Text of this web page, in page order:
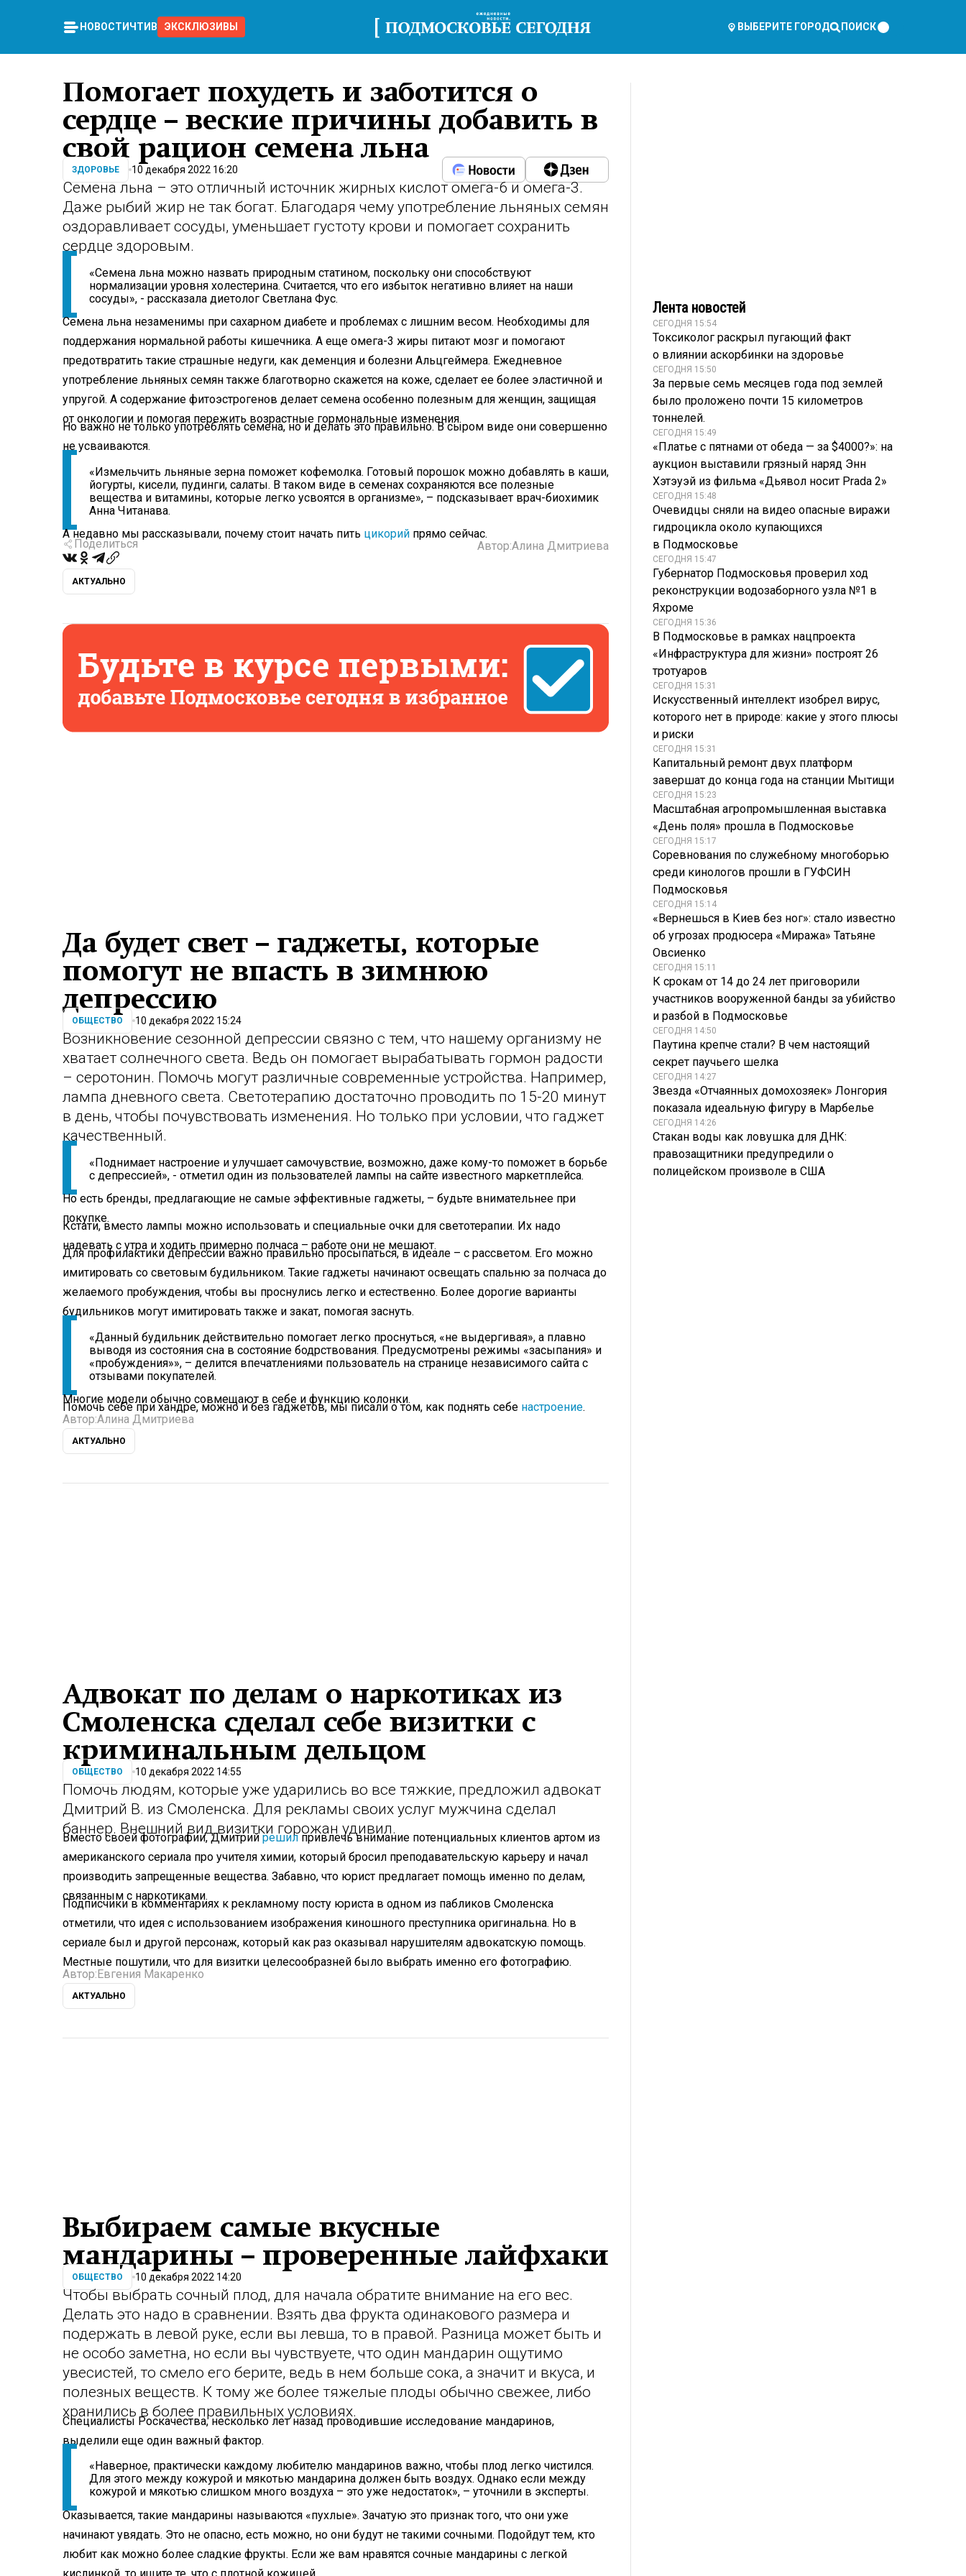
НОВОСТИ ЧТИВО ЭКСКЛЮЗИВЫ ВЫБЕРИТЕ ГОРОД ПОИСК
Помогает похудеть и заботится о
сердце – веские причины добавить в
свой рацион семена льна
ЗДОРОВЬЕ 10 декабря 2022 16:20
Семена льна – это отличный источник жирных кислот омега-6 и омега-3.
Даже рыбий жир не так богат. Благодаря чему употребление льняных семян
оздоравливает сосуды, уменьшает густоту крови и помогает сохранить
сердце здоровым.
«Семена льна можно назвать природным статином, поскольку они способствуют
нормализации уровня холестерина. Считается, что его избыток негативно влияет на наши
сосуды», - рассказала диетолог Светлана Фус.
Семена льна незаменимы при сахарном диабете и проблемах с лишним весом. Необходимы для
поддержания нормальной работы кишечника. А еще омега-3 жиры питают мозг и помогают
предотвратить такие страшные недуги, как деменция и болезни Альцгеймера. Ежедневное
употребление льняных семян также благотворно скажется на коже, сделает ее более эластичной и
упругой. А содержание фитоэстрогенов делает семена особенно полезным для женщин, защищая
от онкологии и помогая пережить возрастные гормональные изменения.
Но важно не только употреблять семена, но и делать это правильно. В сыром виде они совершенно
не усваиваются.
«Измельчить льняные зерна поможет кофемолка. Готовый порошок можно добавлять в каши,
йогурты, кисели, пудинги, салаты. В таком виде в семенах сохраняются все полезные
вещества и витамины, которые легко усвоятся в организме», – подсказывает врач-биохимик
Анна Читанава.
А недавно мы рассказывали, почему стоит начать пить цикорий прямо сейчас.
Поделиться Автор:Алина Дмитриева
АКТУАЛЬНО
Да будет свет – гаджеты, которые
помогут не впасть в зимнюю
депрессию
ОБЩЕСТВО 10 декабря 2022 15:24
Возникновение сезонной депрессии связно с тем, что нашему организму не
хватает солнечного света. Ведь он помогает вырабатывать гормон радости
– серотонин. Помочь могут различные современные устройства. Например,
лампа дневного света. Светотерапию достаточно проводить по 15-20 минут
в день, чтобы почувствовать изменения. Но только при условии, что гаджет
качественный.
«Поднимает настроение и улучшает самочувствие, возможно, даже кому-то поможет в борьбе
с депрессией», - отметил один из пользователей лампы на сайте известного маркетплейса.
Но есть бренды, предлагающие не самые эффективные гаджеты, – будьте внимательнее при
покупке.
Кстати, вместо лампы можно использовать и специальные очки для светотерапии. Их надо
надевать с утра и ходить примерно полчаса – работе они не мешают.
Для профилактики депрессии важно правильно просыпаться, в идеале – с рассветом. Его можно
имитировать со световым будильником. Такие гаджеты начинают освещать спальню за полчаса до
желаемого пробуждения, чтобы вы проснулись легко и естественно. Более дорогие варианты
будильников могут имитировать также и закат, помогая заснуть.
«Данный будильник действительно помогает легко проснуться, «не выдергивая», а плавно
выводя из состояния сна в состояние бодрствования. Предусмотрены режимы «засыпания» и
«пробуждения»», – делится впечатлениями пользователь на странице независимого сайта с
отзывами покупателей.
Многие модели обычно совмещают в себе и функцию колонки.
Помочь себе при хандре, можно и без гаджетов, мы писали о том, как поднять себе настроение.
Автор:Алина Дмитриева
АКТУАЛЬНО
Адвокат по делам о наркотиках из
Смоленска сделал себе визитки с
криминальным дельцом
ОБЩЕСТВО 10 декабря 2022 14:55
Помочь людям, которые уже ударились во все тяжкие, предложил адвокат
Дмитрий В. из Смоленска. Для рекламы своих услуг мужчина сделал
баннер. Внешний вид визитки горожан удивил.
Вместо своей фотографии, Дмитрий решилпривлечь внимание потенциальных клиентов артом из
американского сериала про учителя химии, который бросил преподавательскую карьеру и начал
производить запрещенные вещества. Забавно, что юрист предлагает помощь именно по делам,
связанным с наркотиками.
Подписчики в комментариях к рекламному посту юриста в одном из пабликов Смоленска
отметили, что идея с использованием изображения киношного преступника оригинальна. Но в
сериале был и другой персонаж, который как раз оказывал нарушителям адвокатскую помощь.
Местные пошутили, что для визитки целесообразней было выбрать именно его фотографию.
Автор: Евгения Макаренко
АКТУАЛЬНО
Выбираем самые вкусные
мандарины – проверенные лайфхаки
ОБЩЕСТВО 10 декабря 2022 14:20
Чтобы выбрать сочный плод, для начала обратите внимание на его вес.
Делать это надо в сравнении. Взять два фрукта одинакового размера и
подержать в левой руке, если вы левша, то в правой. Разница может быть и
не особо заметна, но если вы чувствуете, что один мандарин ощутимо
увесистей, то смело его берите, ведь в нем больше сока, а значит и вкуса, и
полезных веществ. К тому же более тяжелые плоды обычно свежее, либо
хранились в более правильных условиях.
Специалисты Роскачества, несколько лет назад проводившие исследование мандаринов,
выделили еще один важный фактор.
«Наверное, практически каждому любителю мандаринов важно, чтобы плод легко чистился.
Для этого между кожурой и мякотью мандарина должен быть воздух. Однако если между
кожурой и мякотью слишком много воздуха – это уже недостаток», – уточнили в эксперты.
Оказывается, такие мандарины называются «пухлые». Зачатую это признак того, что они уже
начинают увядать. Это не опасно, есть можно, но они будут не такими сочными. Подойдут тем, кто
любит как можно более сладкие фрукты. Если же вам нравятся сочные мандарины с легкой
кислинкой, то ищите те, что с плотной кожицей.
Лента новостей
СЕГОДНЯ 15:54
Токсиколог раскрыл пугающий факт
о влиянии аскорбинки на здоровье
СЕГОДНЯ 15:50
За первые семь месяцев года под землей
было проложено почти 15 километров
тоннелей.
СЕГОДНЯ 15:49
«Платье с пятнами от обеда — за $4000?»: на
аукцион выставили грязный наряд Энн
Хэтэуэй из фильма «Дьявол носит Prada 2»
СЕГОДНЯ 15:48
Очевидцы сняли на видео опасные виражи
гидроцикла около купающихся
в Подмосковье
СЕГОДНЯ 15:47
Губернатор Подмосковья проверил ход
реконструкции водозаборного узла №1 в
Яхроме
СЕГОДНЯ 15:36
В Подмосковье в рамках нацпроекта
«Инфраструктура для жизни» построят 26
тротуаров
СЕГОДНЯ 15:31
Искусственный интеллект изобрел вирус,
которого нет в природе: какие у этого плюсы
и риски
СЕГОДНЯ 15:31
Капитальный ремонт двух платформ
завершат до конца года на станции Мытищи
СЕГОДНЯ 15:23
Масштабная агропромышленная выставка
«День поля» прошла в Подмосковье
СЕГОДНЯ 15:17
Соревнования по служебному многоборью
среди кинологов прошли в ГУФСИН
Подмосковья
СЕГОДНЯ 15:14
«Вернешься в Киев без ног»: стало известно
об угрозах продюсера «Миража» Татьяне
Овсиенко
СЕГОДНЯ 15:11
К срокам от 14 до 24 лет приговорили
участников вооруженной банды за убийство
и разбой в Подмосковье
СЕГОДНЯ 14:50
Паутина крепче стали? В чем настоящий
секрет паучьего шелка
СЕГОДНЯ 14:27
Звезда «Отчаянных домохозяек» Лонгория
показала идеальную фигуру в Марбелье
СЕГОДНЯ 14:26
Стакан воды как ловушка для ДНК:
правозащитники предупредили о
полицейском произволе в США